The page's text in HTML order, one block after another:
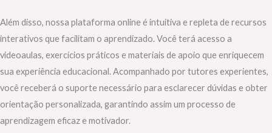
Além disso, nossa plataforma online é intuitiva e repleta de recursos
interativos que facilitam o aprendizado. Você terá acesso a
videoaulas, exercícios práticos e materiais de apoio que enriquecem
sua experiência educacional. Acompanhado por tutores experientes,
você receberá o suporte necessário para esclarecer dúvidas e obter
orientação personalizada, garantindo assim um processo de
aprendizagem eficaz e motivador.